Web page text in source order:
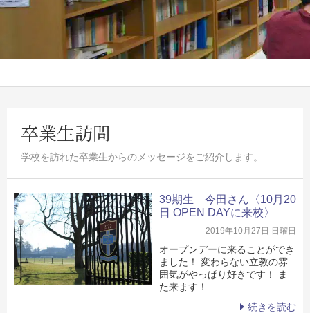
卒業生訪問
学校を訪れた卒業生からのメッセージをご紹介します。
39期生 今田さん〈10月20
日 OPEN DAYに来校〉
2019年10月27日 日曜日
オープンデーに来ることができ
ました！ 変わらない立教の雰
囲気がやっぱり好きです！ ま
た来ます！
続きを読む